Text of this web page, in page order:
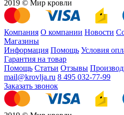
2019 © Мир кровли
Компания О компании Новости
Магазины
Информация Помощь Условия
Гарантия на товар
Помощь Статьи Отзывы
mail@krovlja.ru 8 495 032-77-99
Заказать звонок